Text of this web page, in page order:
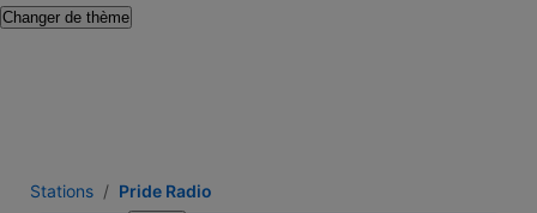
Changer de thème
Stations Pride Radio